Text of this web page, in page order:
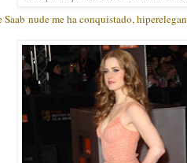
nude me ha conquistado,